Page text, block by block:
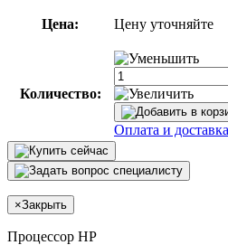
Цена: Цену уточняйте
Количество:
Оплата и доставка
×Закрыть
Процессор HP